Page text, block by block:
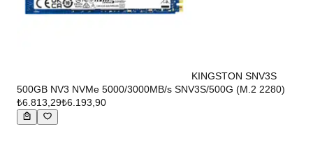
KINGSTON SNV3S
500GB NV3 NVMe 5000/3000MB/s SNV3S/500G (M.2 2280)
₺6.813,29₺6.193,90